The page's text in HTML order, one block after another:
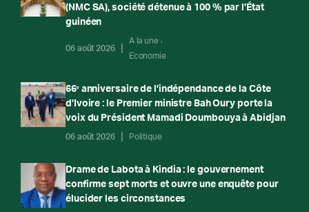
(NMC SA), société détenue à 100 % par l’État
guinéen
06 août 2026
A la une
Economie
66ᵉ anniversaire de l’indépendance de la Côte
d’Ivoire : le Premier ministre Bah Oury porte la
voix du Président Mamadi Doumbouya à Abidjan
06 août 2026 Politique
Drame de Labota à Kindia : le gouvernement
confirme sept morts et ouvre une enquête pour
élucider les circonstances